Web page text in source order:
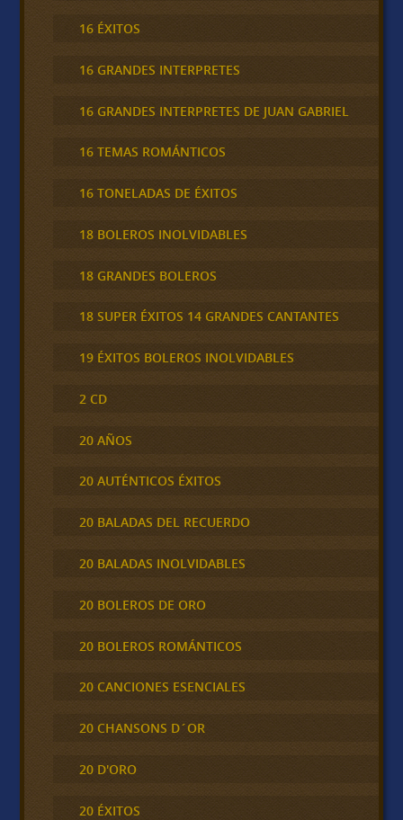
16 ÉXITOS
16 GRANDES INTERPRETES
16 GRANDES INTERPRETES DE JUAN GABRIEL
16 TEMAS ROMÁNTICOS
16 TONELADAS DE ÉXITOS
18 BOLEROS INOLVIDABLES
18 GRANDES BOLEROS
18 SUPER ÉXITOS 14 GRANDES CANTANTES
19 ÉXITOS BOLEROS INOLVIDABLES
2 CD
20 AÑOS
20 AUTÉNTICOS ÉXITOS
20 BALADAS DEL RECUERDO
20 BALADAS INOLVIDABLES
20 BOLEROS DE ORO
20 BOLEROS ROMÁNTICOS
20 CANCIONES ESENCIALES
20 CHANSONS D´OR
20 D'ORO
20 ÉXITOS